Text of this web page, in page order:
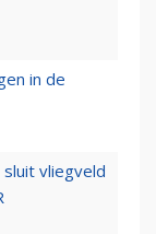
in de
vliegveld